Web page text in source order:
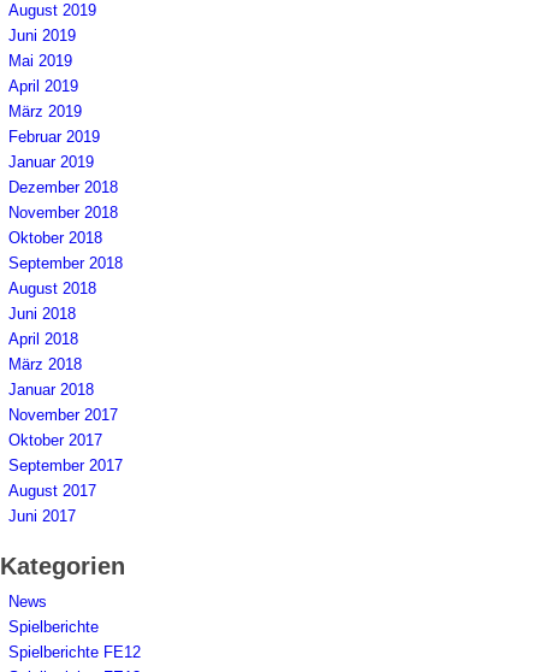
August 2019
Juni 2019
Mai 2019
April 2019
März 2019
Februar 2019
Januar 2019
Dezember 2018
November 2018
Oktober 2018
September 2018
August 2018
Juni 2018
April 2018
März 2018
Januar 2018
November 2017
Oktober 2017
September 2017
August 2017
Juni 2017
Kategorien
News
Spielberichte
Spielberichte FE12